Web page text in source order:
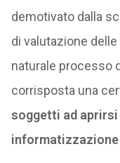
demotivato dalla
di valutazione
naturale processo
corrisposta una
soggetti ad